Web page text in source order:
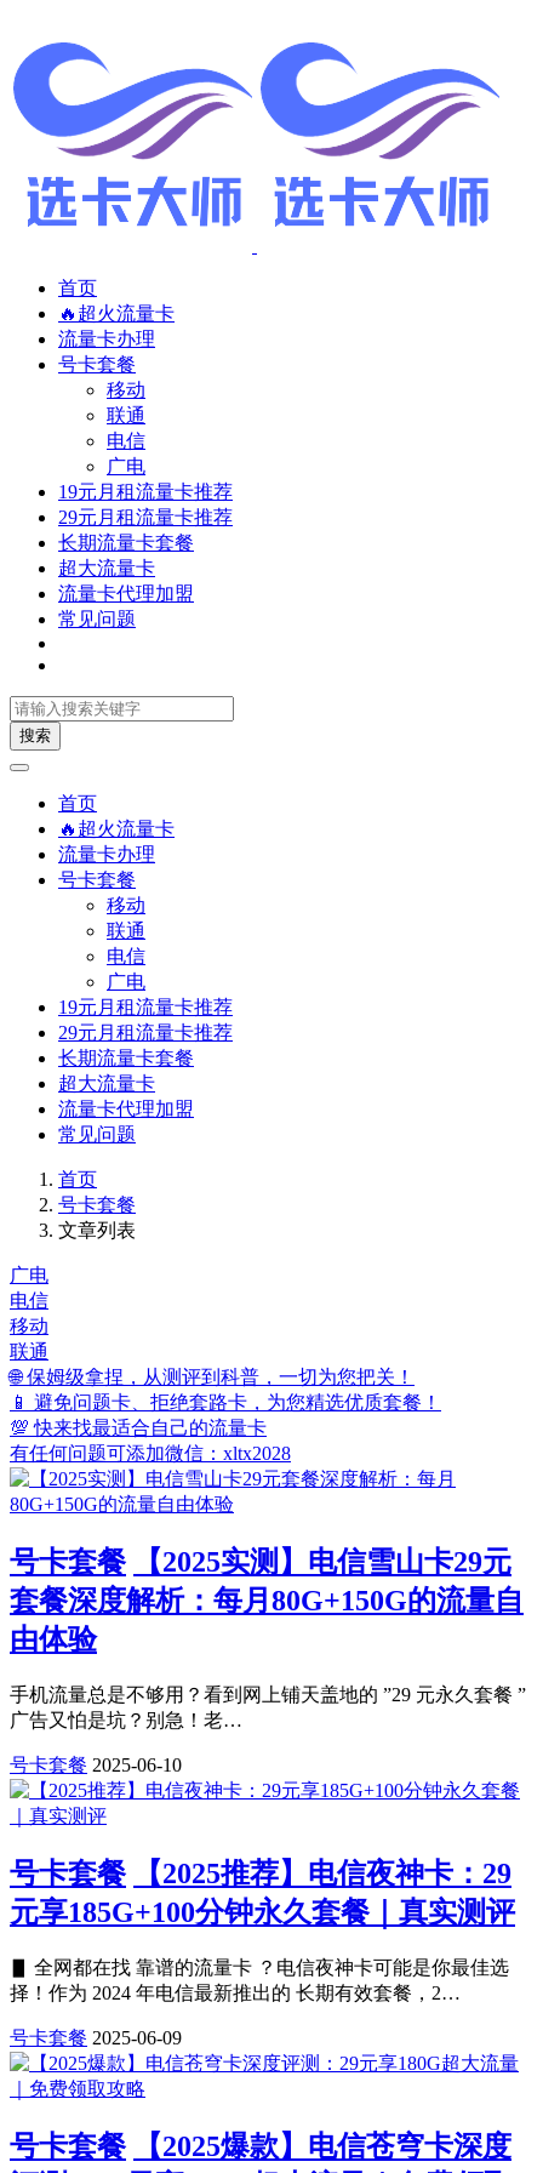
首页
🔥超火流量卡
流量卡办理
号卡套餐
移动
联通
电信
广电
19元月租流量卡推荐
29元月租流量卡推荐
长期流量卡套餐
超大流量卡
流量卡代理加盟
常见问题
搜索
首页
🔥超火流量卡
流量卡办理
号卡套餐
移动
联通
电信
广电
19元月租流量卡推荐
29元月租流量卡推荐
长期流量卡套餐
超大流量卡
流量卡代理加盟
常见问题
首页
号卡套餐
文章列表
广电
电信
移动
联通
🌐 保姆级拿捏，从测评到科普，一切为您把关！
📱 避免问题卡、拒绝套路卡，为您精选优质套餐！
💯 快来找最适合自己的流量卡
有任何问题可添加微信：xltx2028
号卡套餐
【2025实测】电信雪山卡29元
套餐深度解析：每月80G+150G的流量自
由体验
手机流量总是不够用？看到网上铺天盖地的 ”29 元永久套餐 ”
广告又怕是坑？别急！老…
号卡套餐 2025-06-10
号卡套餐
【2025推荐】电信夜神卡：29
元享185G+100分钟永久套餐｜真实测评
▋ 全网都在找 靠谱的流量卡 ？电信夜神卡可能是你最佳选
择！作为 2024 年电信最新推出的 长期有效套餐，2…
号卡套餐 2025-06-09
号卡套餐
【2025爆款】电信苍穹卡深度